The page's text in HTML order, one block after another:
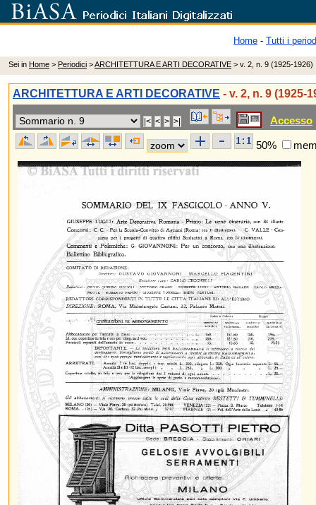
Home - Tutti i
Sei in Home > Periodici >ARCHITETTURA E ARTI DECORATIVE > v. 2, n. 9 (1925-1926)
ARCHITETTURA E ARTI DECORATIVE - v. 2, n. 9 (1925-
Accesso
50%